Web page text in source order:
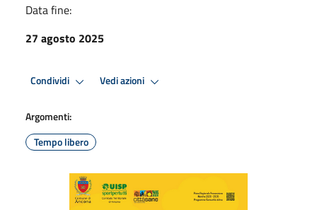
Data fine:
27 agosto 2025
Condividi Vedi azioni
Argomenti:
Tempo libero